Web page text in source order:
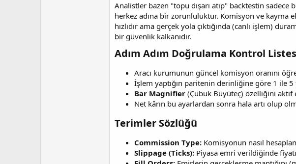
Analistler bazen "topu dışarı atıp" backtestin
herkez adına bir zorunluluktur. Komisyon ve kayma
hızlıdır ama gerçek yola çıktığında (canlı işlem)
bir güvenlik kalkanıdır.
Adım Adım Doğrulama Kontrol
Aracı kurumunun güncel komisyon oranını
İşlem yaptığın paritenin derinliğine göre 1 ile
Bar Magnifier (Çubuk Büyüteç) özelliğini aktif
Net kârın bu ayarlardan sonra hala artı olup
Terimler Sözlüğü​
Commission Type: Komisyonun nasıl
Slippage (Ticks): Piyasa emri verildiğinde